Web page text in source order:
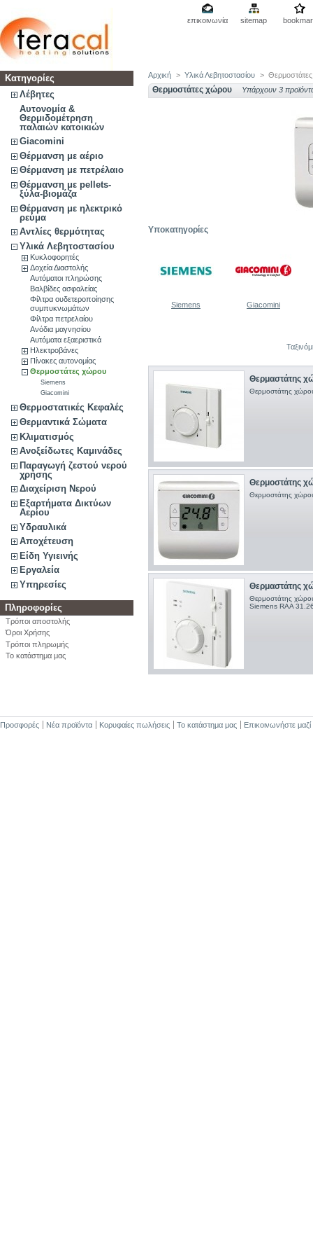
επικοινωνία sitemap
Κατηγορίες
Λέβητες
Αυτονομία &
Θερμιδομέτρηση
παλαιών κατοικιών
Giacomini
Θέρμανση με αέριο
Θέρμανση με πετρέλαιο
Θέρμανση με pellets-
ξύλα-βιομάζα
Θέρμανση με ηλεκτρικό
ρεύμα
Αντλίες θερμότητας
Υλικά Λεβητοστασίου
Κυκλοφορητές
Δοχεία Διαστολής
Αυτόματοι πληρώσης
Βαλβίδες ασφαλείας
Φίλτρα ουδετεροποίησης
συμπυκνωμάτων
Φίλτρα πετρελαίου
Ανόδια μαγνησίου
Αυτόματα εξαεριστικά
Ηλεκτροβάνες
Πίνακες αυτονομίας
Θερμοστάτες χώρου
Siemens
Giacomini
Θερμοστατικές Κεφαλές
Θερμαντικά Σώματα
Κλιματισμός
Ανοξείδωτες Καμινάδες
Παραγωγή ζεστού νερού
χρήσης
Διαχείριση Νερού
Εξαρτήματα Δικτύων
Αερίου
Υδραυλικά
Αποχέτευση
Είδη Υγιεινής
Εργαλεία
Υπηρεσίες
Πληροφορίες
Τρόποι αποστολής
Όροι Χρήσης
Τρόποι πληρωμής
Το κατάστημα μας
Αρχική > Υλικά Λεβητοστασίου >
Θερμοστάτες χώρου Υπάρχουν 3
Υποκατηγορίες
Siemens Giacomini
Θερμαστάτης
Θερμοστάτης
Θερμοστάτης
Θερμοστάτης
Θερμαστάτης
Θερμοστάτης
Siemens RAA
Προσφορές Νέα προϊόντα Κορυφαίες πωλήσεις Το κατάστημα μας Επικοινωνήστε μαζί